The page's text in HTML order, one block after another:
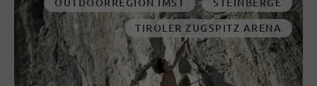
TIROLER ZUGSPITZ ARENA